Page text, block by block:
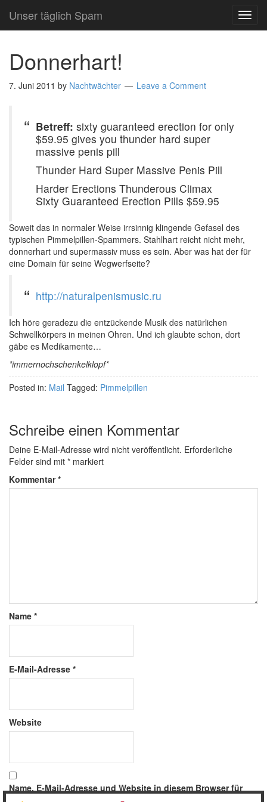
Unser täglich Spam
Donnerhart!
7. Juni 2011 by Nachtwächter Leave a Comment
Betreff: sixty guaranteed erection for only
$59.95 gives you thunder hard super
massive penis pill
Thunder Hard Super Massive Penis Pill
Harder Erections Thunderous Climax
Sixty Guaranteed Erection Pills $59.95
Soweit das in normaler Weise irrsinnig klingende Gefasel des
typischen Pimmelpillen-Spammers. Stahlhart reicht nicht mehr,
donnerhart und supermassiv muss es sein. Aber was hat der für
eine Domain für seine Wegwerfseite?
http://naturalpenismusic.ru
Ich höre geradezu die entzückende Musik des natürlichen
Schwellkörpers in meinen Ohren. Und ich glaubte schon, dort
gäbe es Medikamente…
*immernochschenkelklopf*
Posted in: Mail Tagged: Pimmelpillen
Schreibe einen Kommentar
Deine E-Mail-Adresse wird nicht veröffentlicht. Erforderliche
Felder sind mit * markiert
Kommentar*
Name *
E-Mail-Adresse *
Website
Name, E-Mail-Adresse und Website in diesem Browser für
meinen nächsten Kommentar speichern.